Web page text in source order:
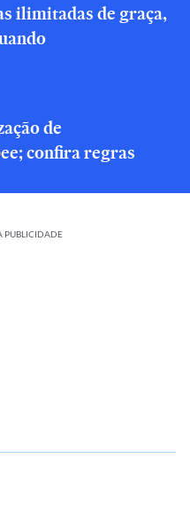
ilimitadas de graça,
de
confira regras
PUBLICIDADE